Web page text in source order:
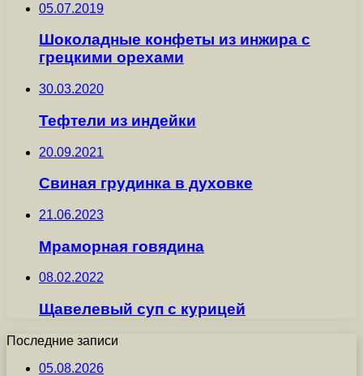
05.07.2019
Шоколадные конфеты из инжира с
грецкими орехами
30.03.2020
Тефтели из индейки
20.09.2021
Свиная грудинка в духовке
21.06.2023
Мраморная говядина
08.02.2022
Щавелевый суп с курицей
Последние записи
05.08.2026